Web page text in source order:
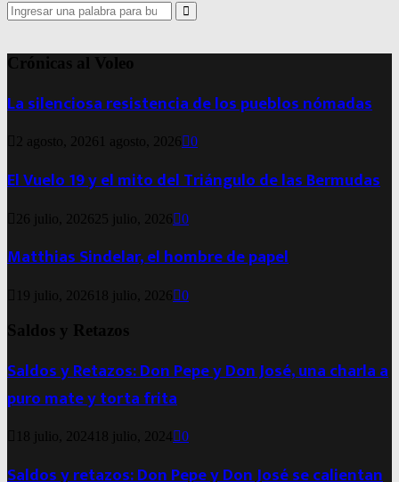
Search
for:
Search
Crónicas al Voleo
La silenciosa resistencia de los pueblos nómadas
2 agosto, 2026 1 agosto, 2026 0
El Vuelo 19 y el mito del Triángulo de las Bermudas
26 julio, 2026 25 julio, 2026 0
Matthias Sindelar, el hombre de papel
19 julio, 2026 18 julio, 2026 0
Saldos y Retazos
Saldos y Retazos: Don Pepe y Don José, una charla a
puro mate y torta frita
18 julio, 2024 18 julio, 2024 0
Saldos y retazos: Don Pepe y Don José se calientan